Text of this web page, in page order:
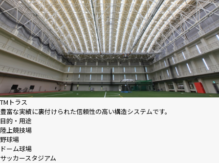
TMトラス
豊富な実績に裏付けられた信頼性の高い構造システムです。
目的・用途
陸上競技場
野球場
ドーム球場
サッカースタジアム